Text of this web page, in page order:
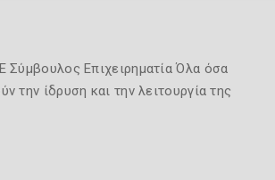
Σύμβουλος Επιχειρηματία Όλα όσα
την ίδρυση και την λειτουργία της